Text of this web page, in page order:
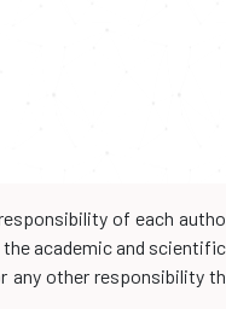
of each
academic and
other responsibility